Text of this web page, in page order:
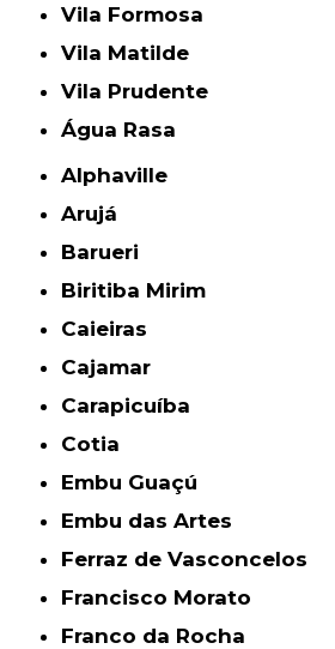
Vila Formosa
Vila Matilde
Vila Prudente
Água Rasa
Alphaville
Arujá
Barueri
Biritiba Mirim
Caieiras
Cajamar
Carapicuíba
Cotia
Embu Guaçú
Embu das Artes
Ferraz de Vasconcelos
Francisco Morato
Franco da Rocha